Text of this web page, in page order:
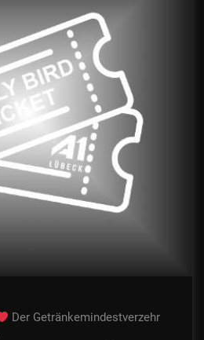
Der Getränkemindestverzehr